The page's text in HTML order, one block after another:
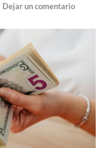
Dejar un comentario